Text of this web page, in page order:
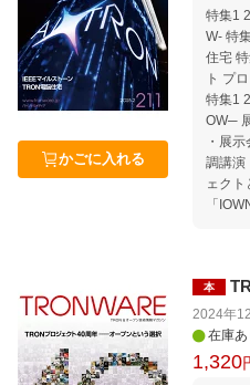
EVK」
ニオン
bitで
スト
プログ
第2回
AC
ケジュ
RON
iation
アンケ
かごに入れる
特集1
W- 特
住宅
ト プ
特集1
OW─
・展
調講演
ェク
「
・デジ
ンド
ため
ョン
報連携
本
2024年
在庫あ
1,320